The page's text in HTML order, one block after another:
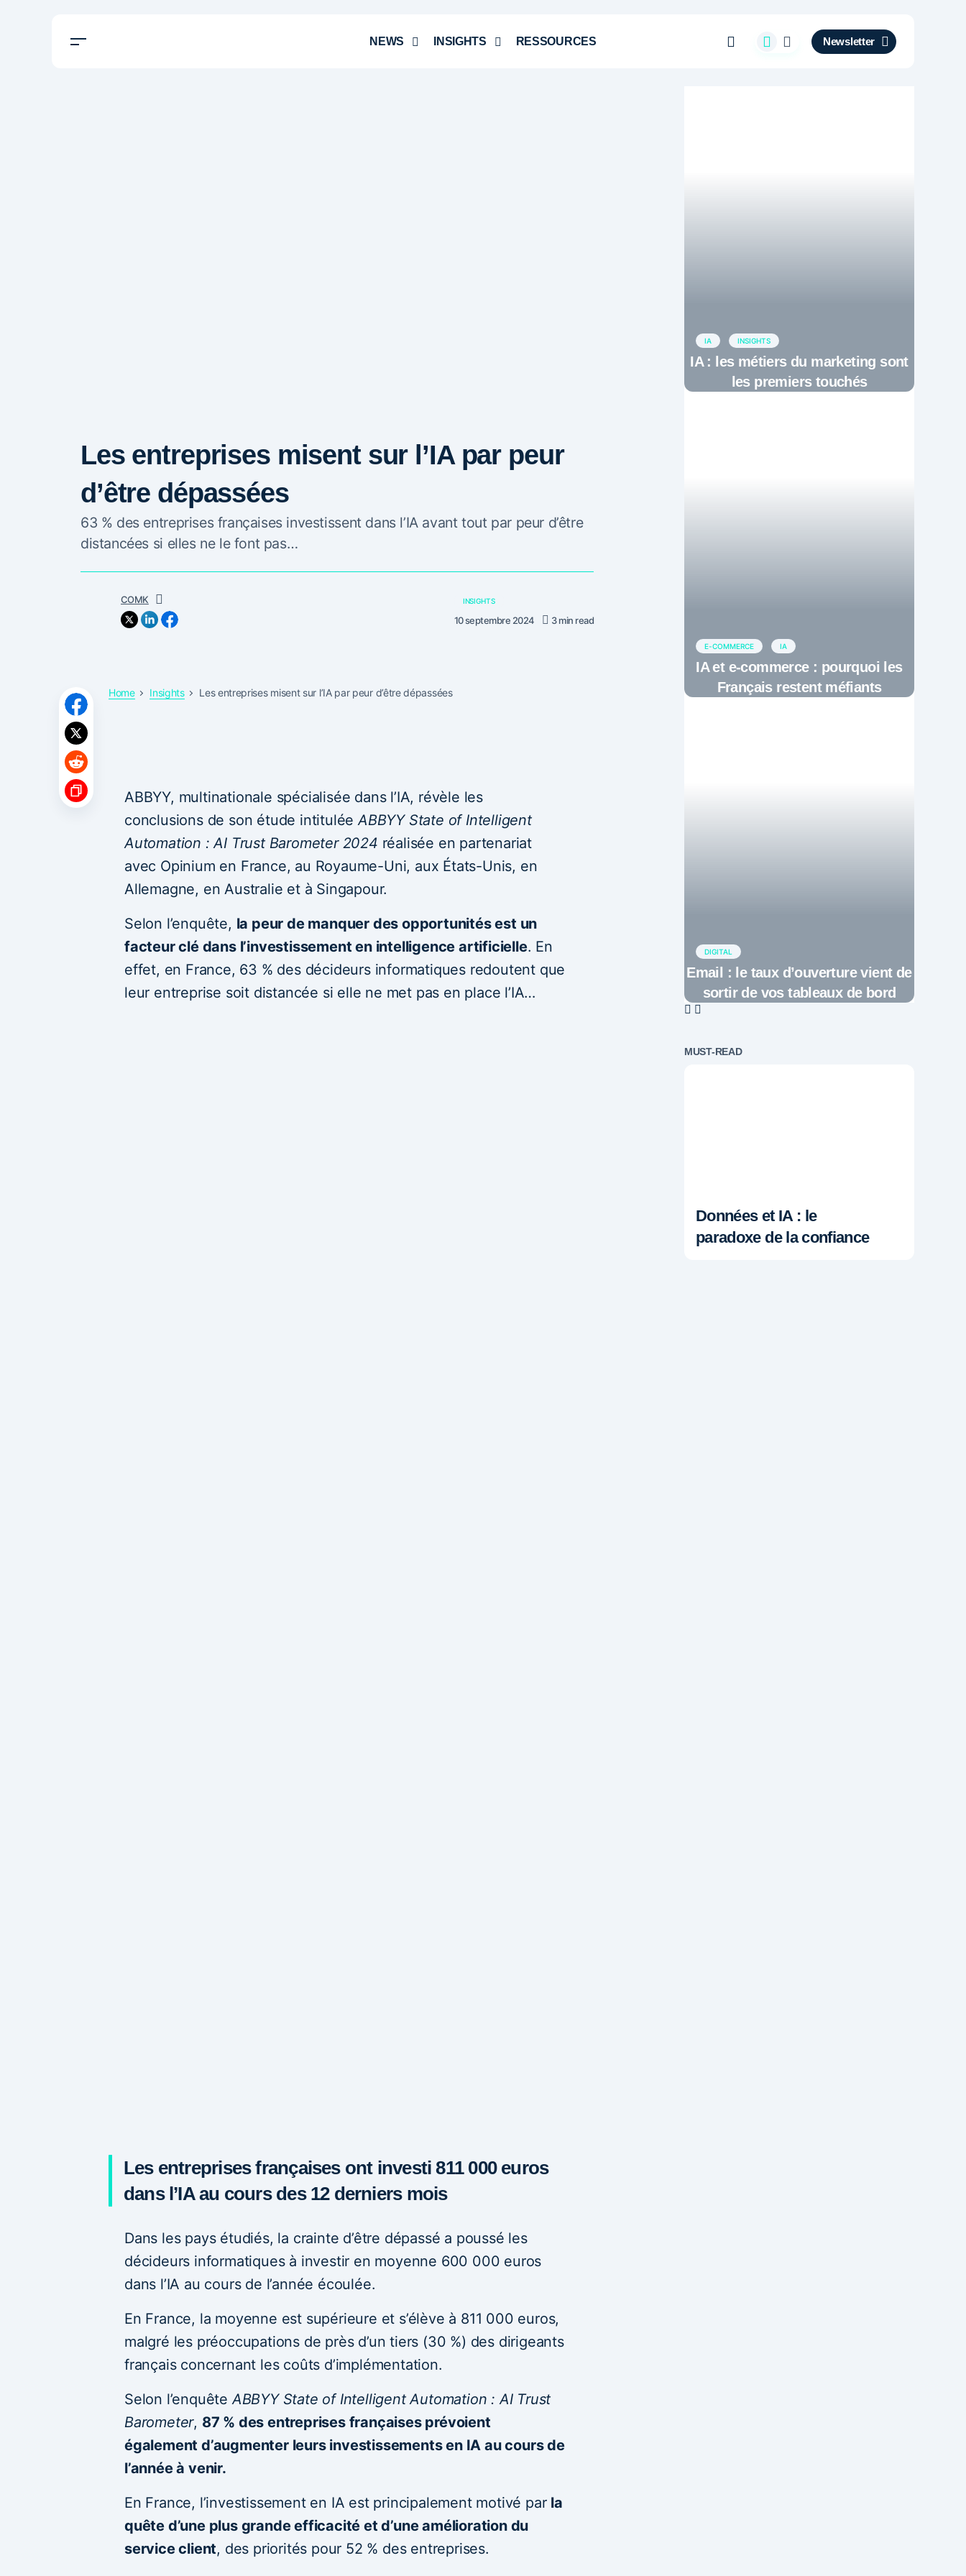
NEWS INSIGHTS RESSOURCES Newsletter
Les entreprises misent sur l’IA par peur
d’être dépassées
63 % des entreprises françaises investissent dans l’IA avant tout par peur d’être
distancées si elles ne le font pas…
COMK INSIGHTS
10 septembre 2024 3 min read
Home Insights Les entreprises misent sur l’IA par peur d’être dépassées
ABBYY, multinationale spécialisée dans l’IA, révèle les
conclusions de son étude intitulée ABBYY State of Intelligent
Automation : AI Trust Barometer 2024 réalisée en partenariat
avec Opinium en France, au Royaume-Uni, aux États-Unis, en
Allemagne, en Australie et à Singapour.
Selon l’enquête, la peur de manquer des opportunités est un
facteur clé dans l’investissement en intelligence artificielle. En
effet, en France, 63 % des décideurs informatiques redoutent que
leur entreprise soit distancée si elle ne met pas en place l’IA…
Les entreprises françaises ont investi 811 000 euros
dans l’IA au cours des 12 derniers mois
Dans les pays étudiés, la crainte d’être dépassé a poussé les
décideurs informatiques à investir en moyenne 600 000 euros
dans l’IA au cours de l’année écoulée.
En France, la moyenne est supérieure et s’élève à 811 000 euros,
malgré les préoccupations de près d’un tiers (30 %) des dirigeants
français concernant les coûts d’implémentation.
Selon l’enquête ABBYY State of Intelligent Automation : AI Trust
Barometer, 87 % des entreprises françaises prévoient
également d’augmenter leurs investissements en IA au cours de
l’année à venir.
En France, l’investissement en IA est principalement motivé par la
quête d’une plus grande efficacité et d’une amélioration du
service client, des priorités pour 52 % des entreprises.
IA INSIGHTS
IA : les métiers du marketing sont
les premiers touchés
E-COMMERCE IA
IA et e-commerce : pourquoi les
Français restent méfiants
DIGITAL
Email : le taux d’ouverture vient de
sortir de vos tableaux de bord
MUST-READ
Données et IA : le
paradoxe de la confiance